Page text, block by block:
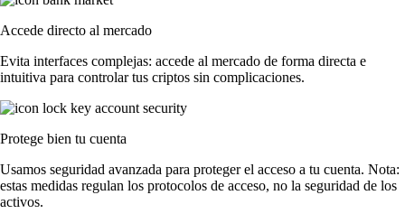
Accede directo al mercado
Evita interfaces complejas: accede al mercado de forma directa e
intuitiva para controlar tus criptos sin complicaciones.
Protege bien tu cuenta
Usamos seguridad avanzada para proteger el acceso a tu cuenta. Nota:
estas medidas regulan los protocolos de acceso, no la seguridad de los
activos.